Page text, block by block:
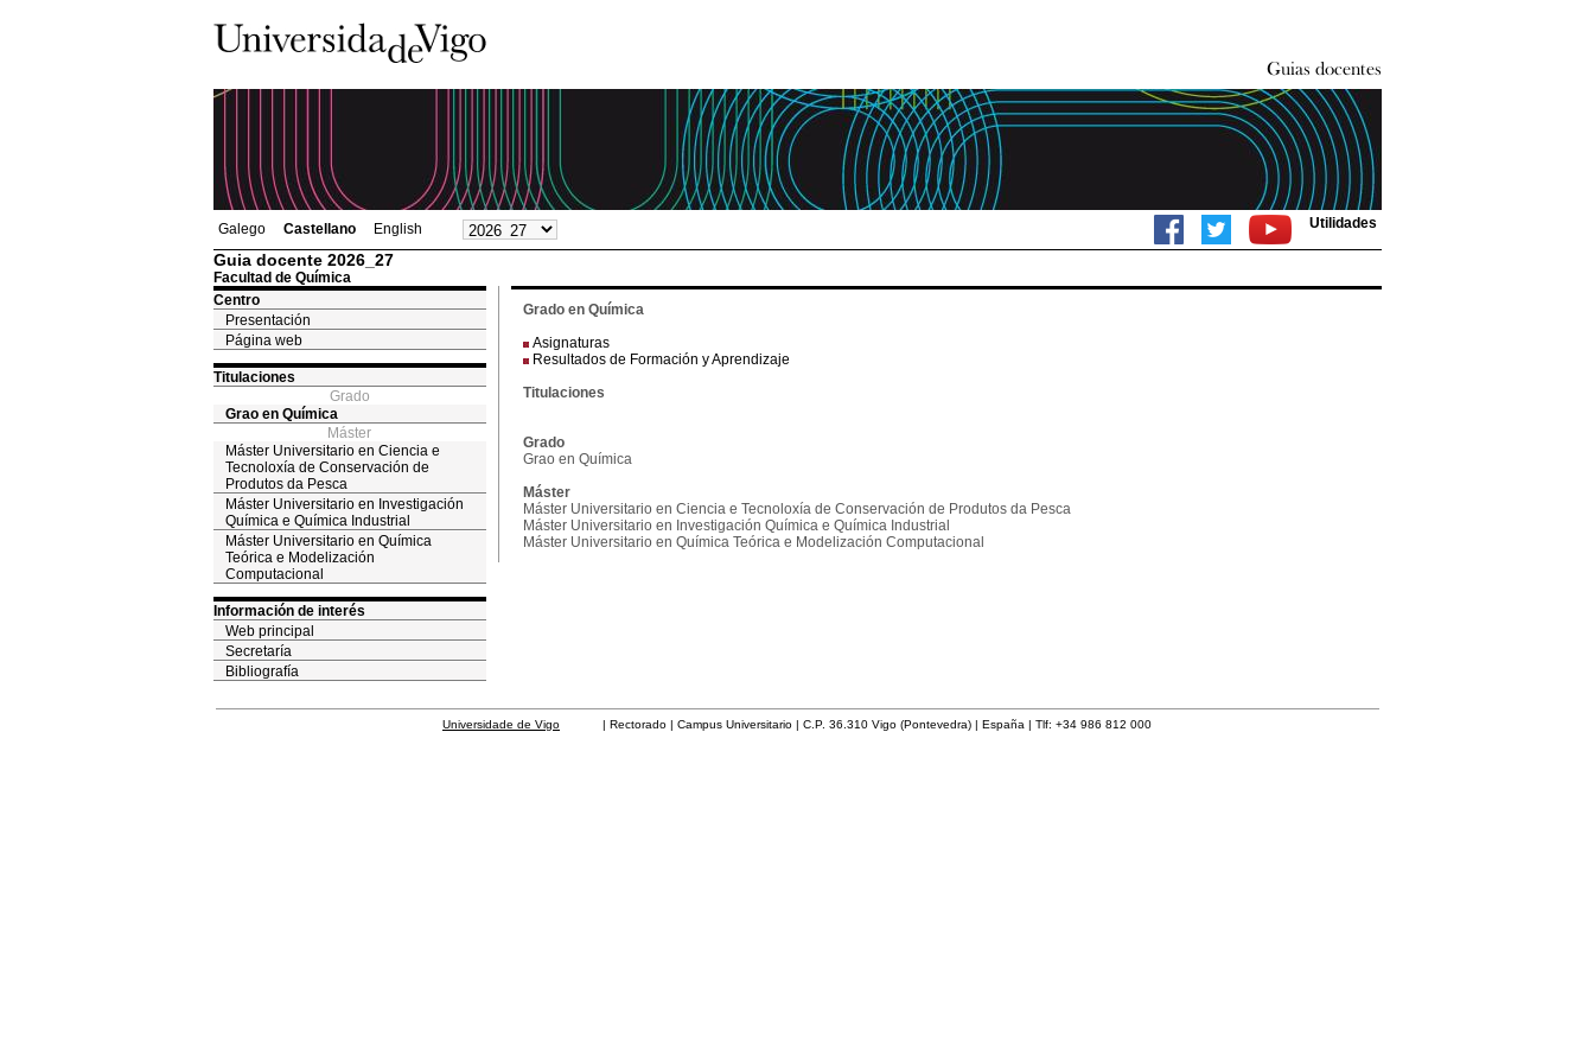
Galego Castellano English Utilidades
Guia docente 2026_27
Facultad de Química
Centro
Presentación
Página web
Titulaciones
Grado
Grao en Química
Máster
Máster Universitario en Ciencia e
Tecnoloxía de Conservación de
Produtos da Pesca
Máster Universitario en Investigación
Química e Química Industrial
Máster Universitario en Química
Teórica e Modelización
Computacional
Información de interés
Web principal
Secretaría
Bibliografía
Grado en Química
Asignaturas
Resultados de Formación y Aprendizaje
Titulaciones
Grado
Grao en Química
Máster
Máster Universitario en Ciencia e Tecnoloxía de Conservación de Produtos da Pesca
Máster Universitario en Investigación Química e Química Industrial
Máster Universitario en Química Teórica e Modelización Computacional
Universidade de Vigo | Rectorado | Campus Universitario | C.P. 36.310 Vigo (Pontevedra) | España | Tlf: +34 986 812 000